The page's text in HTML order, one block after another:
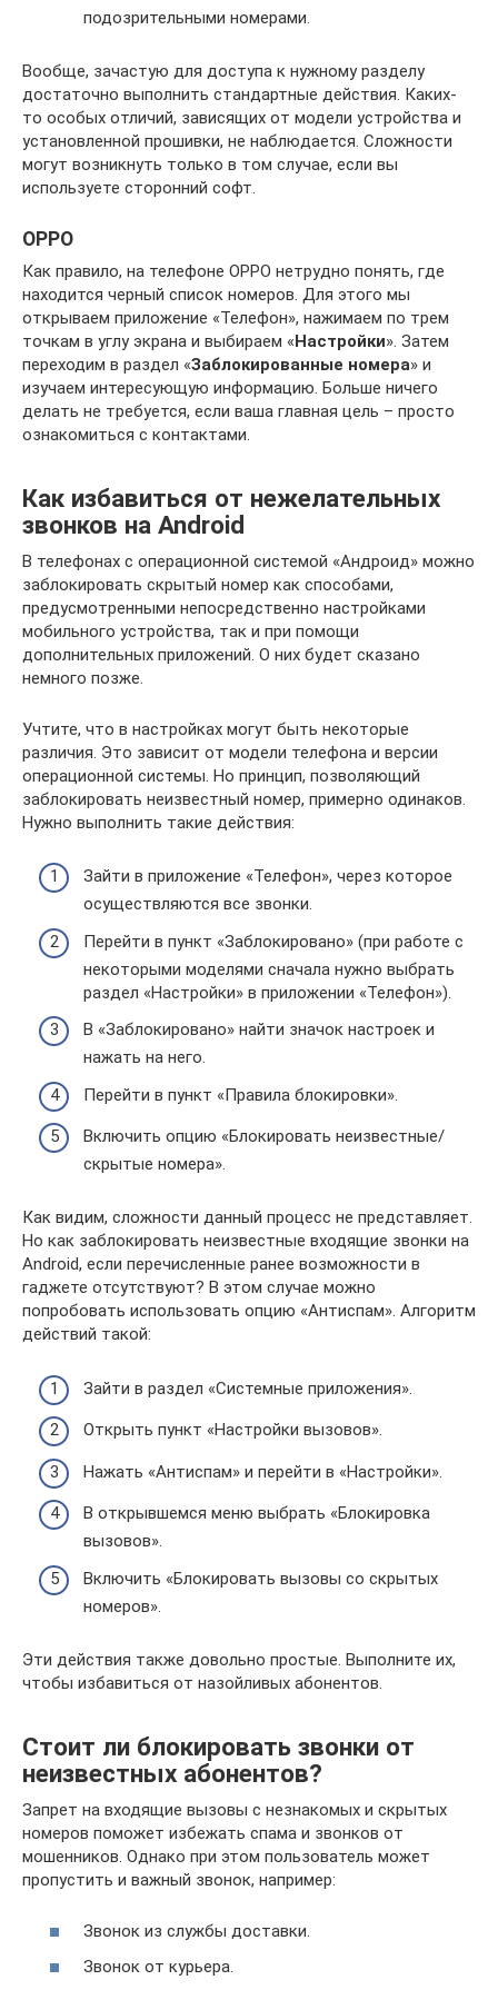
подозрительными номерами.
Вообще, зачастую для доступа к нужному разделу
достаточно выполнить стандартные действия. Каких-
то особых отличий, зависящих от модели устройства и
установленной прошивки, не наблюдается. Сложности
могут возникнуть только в том случае, если вы
используете сторонний софт.
OPPO
Как правило, на телефоне OPPO нетрудно понять, где
находится черный список номеров. Для этого мы
открываем приложение «Телефон», нажимаем по трем
точкам в углу экрана и выбираем «Настройки». Затем
переходим в раздел «Заблокированные номера» и
изучаем интересующую информацию. Больше ничего
делать не требуется, если ваша главная цель – просто
ознакомиться с контактами.
Как избавиться от нежелательных
звонков на Android
В телефонах с операционной системой «Андроид» можно
заблокировать скрытый номер как способами,
предусмотренными непосредственно настройками
мобильного устройства, так и при помощи
дополнительных приложений. О них будет сказано
немного позже.
Учтите, что в настройках могут быть некоторые
различия. Это зависит от модели телефона и версии
операционной системы. Но принцип, позволяющий
заблокировать неизвестный номер, примерно одинаков.
Нужно выполнить такие действия:
Зайти в приложение «Телефон», через которое
осуществляются все звонки.
Перейти в пункт «Заблокировано» (при работе с
некоторыми моделями сначала нужно выбрать
раздел «Настройки» в приложении «Телефон»).
В «Заблокировано» найти значок настроек и
нажать на него.
Перейти в пункт «Правила блокировки».
Включить опцию «Блокировать неизвестные/
скрытые номера».
Как видим, сложности данный процесс не представляет.
Но как заблокировать неизвестные входящие звонки на
Android, если перечисленные ранее возможности в
гаджете отсутствуют? В этом случае можно
попробовать использовать опцию «Антиспам». Алгоритм
действий такой:
Зайти в раздел «Системные приложения».
Открыть пункт «Настройки вызовов».
Нажать «Антиспам» и перейти в «Настройки».
В открывшемся меню выбрать «Блокировка
вызовов».
Включить «Блокировать вызовы со скрытых
номеров».
Эти действия также довольно простые. Выполните их,
чтобы избавиться от назойливых абонентов.
Стоит ли блокировать звонки от
неизвестных абонентов?
Запрет на входящие вызовы с незнакомых и скрытых
номеров поможет избежать спама и звонков от
мошенников. Однако при этом пользователь может
пропустить и важный звонок, например:
Звонок из службы доставки.
Звонок от курьера.